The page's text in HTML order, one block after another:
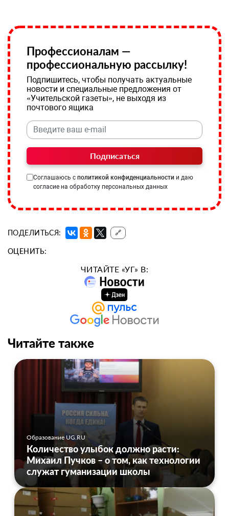
Профессионалам —
профессиональную рассылку!
Подпишитесь, чтобы получать актуальные
новости и специальные предложения от
«Учительской газеты», не выходя из
почтового ящика
Подписаться
Соглашаюсь с политикой конфиденциальности и даю
согласие на обработку персональных данных
ПОДЕЛИТЬСЯ: 🔗
ОЦЕНИТЬ:
ЧИТАЙТЕ «УГ» В:
Читайте также
Образование UG.RU
Количество улыбок должно расти:
Михаил Пучков – о том, как технологии
служат гуманизации школы